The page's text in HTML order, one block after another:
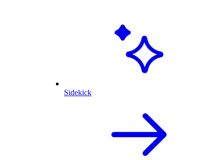
Sidekick